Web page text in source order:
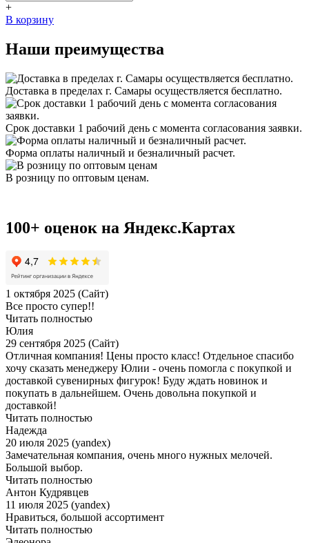
+
В корзину
Наши преимущества
Доставка в пределах г. Самары осуществляется бесплатно.
Срок доставки 1 рабочий день с момента согласования заявки.
Форма оплаты наличный и безналичный расчет.
В розницу по оптовым ценам.
100+ оценок на Яндекс.Картах
1 октября 2025 (Сайт)
Все просто супер!!
Читать полностью
Юлия
29 сентября 2025 (Сайт)
Отличная компания! Цены просто класс! Отдельное спасибо
хочу сказать менеджеру Юлии - очень помогла с покупкой и
доставкой сувенирных фигурок! Буду ждать новинок и
покупать в дальнейшем. Очень довольна покупкой и
доставкой!
Читать полностью
Надежда
20 июля 2025 (yandex)
Замечательная компания, очень много нужных мелочей.
Большой выбор.
Читать полностью
Антон Кудрявцев
11 июля 2025 (yandex)
Нравиться, большой ассортимент
Читать полностью